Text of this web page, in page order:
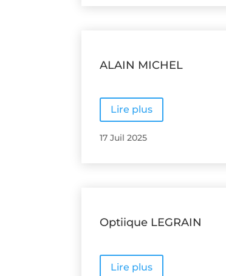
ALAIN MICHEL
Lire plus
17 Juil 2025
Optiique LEGRAIN
Lire plus